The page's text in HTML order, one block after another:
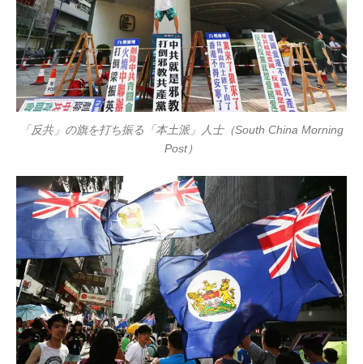
「反共」の旗を打ち振る「本土派」人士（South China Morning
Post）